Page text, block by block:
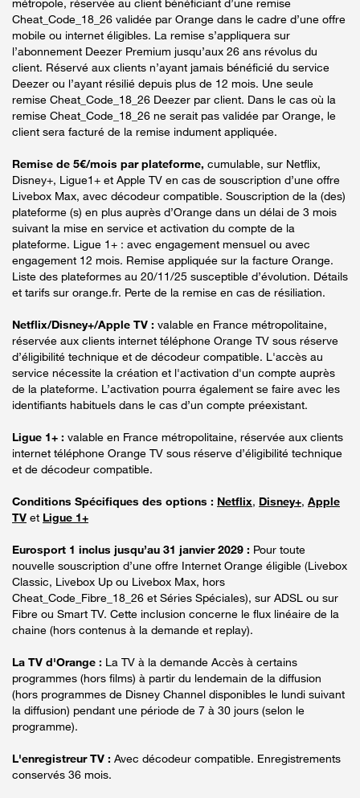
Cheat_Code_18_26 validée par Orange dans le cadre d’une offre
mobile ou internet éligibles. La remise s’appliquera sur
l’abonnement Deezer Premium jusqu’aux 26 ans révolus du
client. Réservé aux clients n’ayant jamais bénéficié du service
Deezer ou l’ayant résilié depuis plus de 12 mois. Une seule
remise Cheat_Code_18_26 Deezer par client. Dans le cas où la
remise Cheat_Code_18_26 ne serait pas validée par Orange, le
client sera facturé de la remise indument appliquée.
Remise de 5€/mois par plateforme, cumulable, sur Netflix,
Disney+, Ligue1+ et Apple TV en cas de souscription d’une offre
Livebox Max, avec décodeur compatible. Souscription de la (des)
plateforme (s) en plus auprès d’Orange dans un délai de 3 mois
suivant la mise en service et activation du compte de la
plateforme. Ligue 1+ : avec engagement mensuel ou avec
engagement 12 mois. Remise appliquée sur la facture Orange.
Liste des plateformes au 20/11/25 susceptible d’évolution. Détails
et tarifs sur orange.fr. Perte de la remise en cas de résiliation.
Netflix/Disney+/Apple TV : valable en France métropolitaine,
réservée aux clients internet téléphone Orange TV sous réserve
d’éligibilité technique et de décodeur compatible. L'accès au
service nécessite la création et l'activation d'un compte auprès
de la plateforme. L’activation pourra également se faire avec les
identifiants habituels dans le cas d’un compte préexistant.
Ligue 1+ : valable en France métropolitaine, réservée aux clients
internet téléphone Orange TV sous réserve d’éligibilité technique
et de décodeur compatible.
Conditions Spécifiques des options : Netflix, Disney+, Apple
TV et Ligue 1+
Eurosport 1 inclus jusqu’au 31 janvier 2029 : Pour toute
nouvelle souscription d’une offre Internet Orange éligible (Livebox
Classic, Livebox Up ou Livebox Max, hors
Cheat_Code_Fibre_18_26 et Séries Spéciales), sur ADSL ou sur
Fibre ou Smart TV. Cette inclusion concerne le flux linéaire de la
chaine (hors contenus à la demande et replay).
La TV d'Orange : La TV à la demande Accès à certains
programmes (hors films) à partir du lendemain de la diffusion
(hors programmes de Disney Channel disponibles le lundi suivant
la diffusion) pendant une période de 7 à 30 jours (selon le
programme).
L'enregistreur TV : Avec décodeur compatible. Enregistrements
conservés 36 mois.